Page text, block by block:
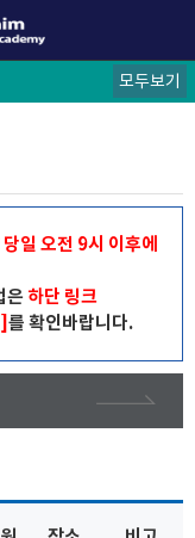
모두보기
일 오전 9시 이후에
은 하단 링크
를 확인바랍니다.